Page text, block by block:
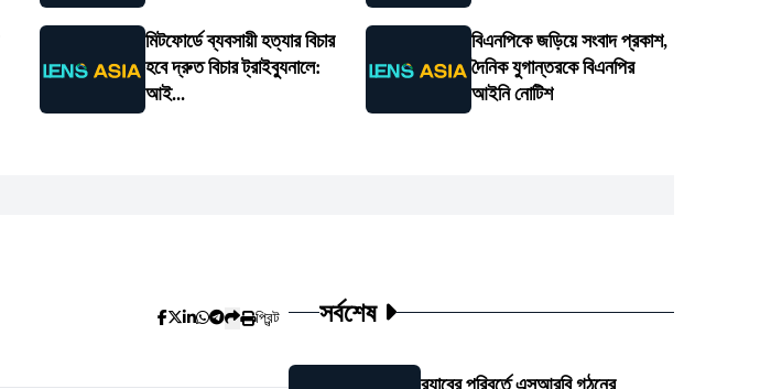
মিটফোর্ডে ব্যবসায়ী হত্যার বিচার
হবে দ্রুত বিচার ট্রাইব্যুনালে:
আই...
বিএনপিকে জড়িয়ে সংবাদ প্রকাশ,
দৈনিক যুগান্তরকে বিএনপির
আইনি নোটিশ
প্রিন্ট সর্বশেষ
র‍্যাবের পরিবর্তে এসআরবি গঠনের